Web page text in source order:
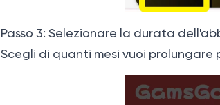
Passo 3: Selezionare la durata
Scegli di quanti mesi vuoi